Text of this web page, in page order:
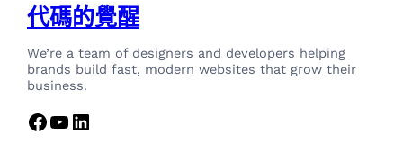
代碼的覺醒
We’re a team of designers and developers helping
brands build fast, modern websites that grow their
business.
Facebook YouTube LinkedIn